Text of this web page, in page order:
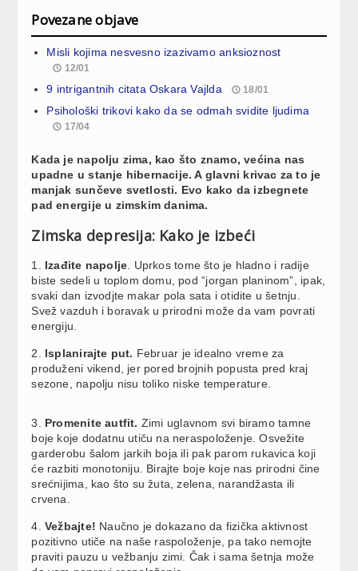
Povezane objave
Misli kojima nesvesno izazivamo anksioznost
12/01
9 intrigantnih citata Oskara Vajlda 18/01
Psihološki trikovi kako da se odmah svidite ljudima
17/04
Kada je napolju zima, kao što znamo, većina nas
upadne u stanje hibernacije. A glavni krivac za to je
manjak sunčeve svetlosti. Evo kako da izbegnete
pad energije u zimskim danima.
Zimska depresija: Kako je izbeći
1. Izađite napolje . Uprkos tome što je hladno i radije
biste sedeli u toplom domu, pod “jorgan planinom”, ipak,
svaki dan izvodjte makar pola sata i otidite u šetnju.
Svež vazduh i boravak u prirodni može da vam povrati
energiju.
2. Isplanirajte put. Februar je idealno vreme za
produženi vikend, jer pored brojnih popusta pred kraj
sezone, napolju nisu toliko niske temperature.
3. Promenite autfit. Zimi uglavnom svi biramo tamne
boje koje dodatnu utiču na neraspoloženje. Osvežite
garderobu šalom jarkih boja ili pak parom rukavica koji
će razbiti monotoniju. Birajte boje koje nas prirodni čine
srećnijima, kao što su žuta, zelena, narandžasta ili
crvena.
4.Vežbajte! Naučno je dokazano da fizička aktivnost
pozitivno utiče na naše raspoloženje, pa tako nemojte
praviti pauzu u vežbanju zimi. Čak i sama šetnja može